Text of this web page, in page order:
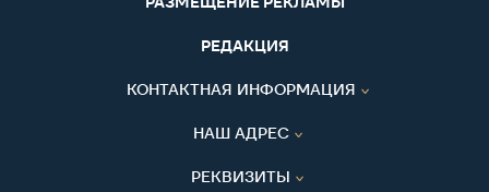
РЕДАКЦИЯ
КОНТАКТНАЯ ИНФОРМАЦИЯ
НАШ АДРЕС
РЕКВИЗИТЫ